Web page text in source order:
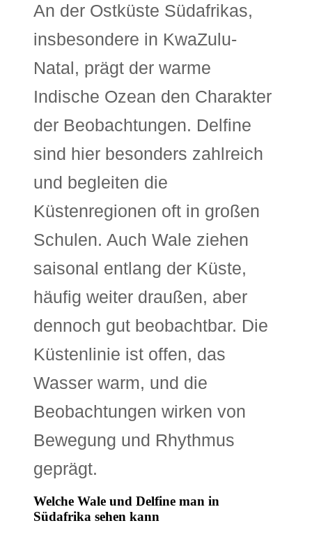
An der Ostküste Südafrikas,
insbesondere in KwaZulu-
Natal, prägt der warme
Indische Ozean den Charakter
der Beobachtungen. Delfine
sind hier besonders zahlreich
und begleiten die
Küstenregionen oft in großen
Schulen. Auch Wale ziehen
saisonal entlang der Küste,
häufig weiter draußen, aber
dennoch gut beobachtbar. Die
Küstenlinie ist offen, das
Wasser warm, und die
Beobachtungen wirken von
Bewegung und Rhythmus
geprägt.
Welche Wale und Delfine man in
Südafrika sehen kann